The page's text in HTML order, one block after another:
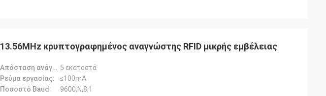
13.56MHz κρυπτογραφημένος αναγνώστης RFID μικρής εμβέλειας
Απόσταση ανάγνωσης: 5 εκατοστά
Ρεύμα εργασίας:
≤100mA
Ποσοστό Baud:
9600,N,8,1